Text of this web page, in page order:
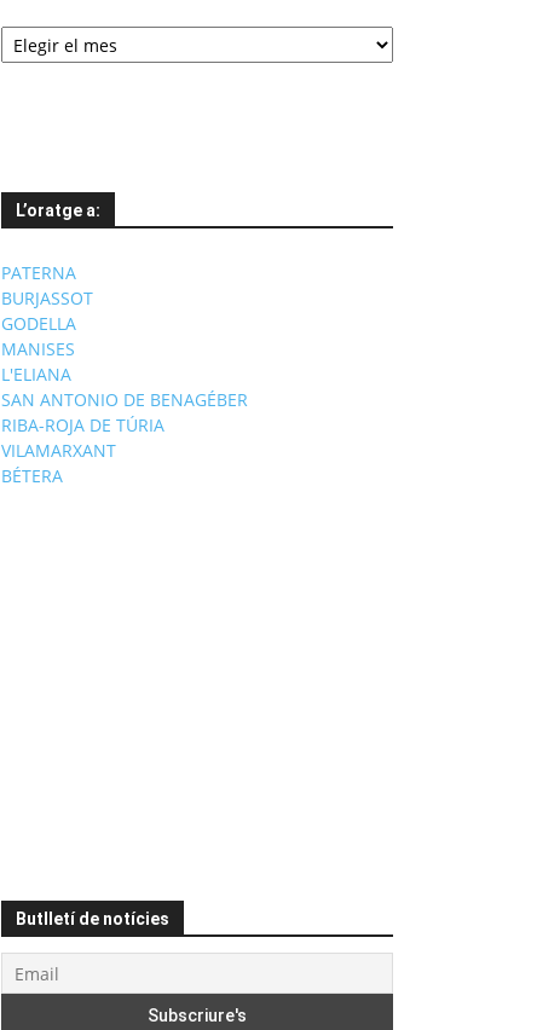
Notícies
per
L’oratge a:
PATERNA
BURJASSOT
GODELLA
MANISES
L'ELIANA
SAN ANTONIO DE BENAGÉBER
RIBA-ROJA DE TÚRIA
VILAMARXANT
BÉTERA
Butlletí de notícies